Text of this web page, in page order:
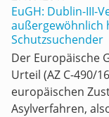
EuGH: Dublin-III-
außergewöhnlich
Schutzsuchender
Der Europäische
Urteil (AZ C-490/
europäischen
Asylverfahren,